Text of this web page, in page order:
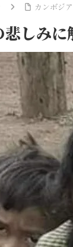
カンボジ
しみ